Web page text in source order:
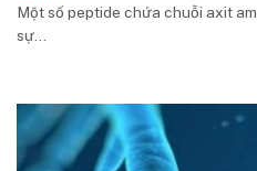
Một số peptide chứa chuỗi axit
sự...